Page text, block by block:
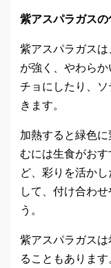
紫アスパラガス
紫アスパラガス
が強く、やわら
チョにしたり、
きます。
加熱すると緑色
むには生食がお
ど、彩りを活か
して、付け合わ
う。
紫アスパラガス
ることもありま